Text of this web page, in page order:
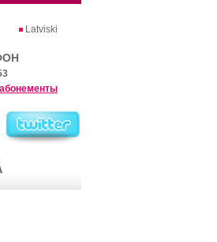
Latviski